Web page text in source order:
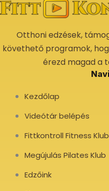
Otthoni edzések,
követhető programok,
érezd magad a
Kezdőlap
Videótár belépés
Fittkontroll Fitness Klub
Megújulás Pilates Klub
Edzőink